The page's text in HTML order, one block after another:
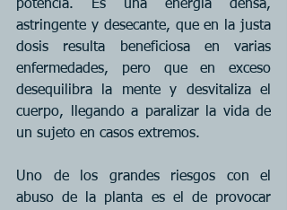
potencia. Es una energía densa,
astringente y desecante, que en la justa
dosis resulta beneficiosa en varias
enfermedades, pero que en exceso
desequilibra la mente y desvitaliza el
cuerpo, llegando a paralizar la vida de
un sujeto en casos extremos.
Uno de los grandes riesgos con el
abuso de la planta es el de provocar